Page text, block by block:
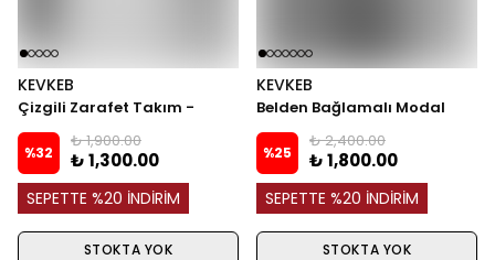
KEVKEB
Çizgili Zarafet Takım -
Kahve
%32
₺ 1,900.00
₺ 1,300.00
SEPETTE %20 İNDİRİM
STOKTA YOK
KEVKEB
Belden Bağlamalı Modal
Takım - Hakii
%25
₺ 2,400.00
₺ 1,800.00
SEPETTE %20 İNDİRİM
STOKTA YOK